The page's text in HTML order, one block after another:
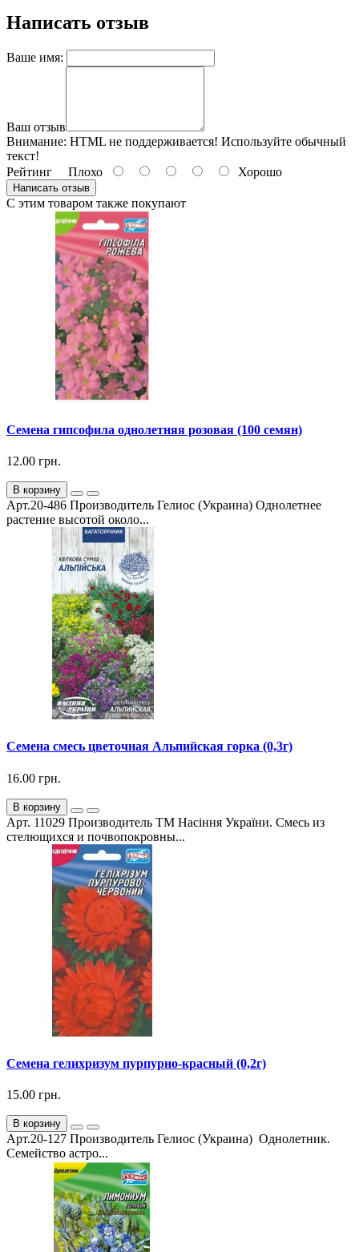
Написать отзыв
Ваше имя:
Ваш отзыв
Внимание: HTML не поддерживается! Используйте обычный
текст!
Рейтинг Плохо Хорошо
Написать отзыв
С этим товаром также покупают
Семена гипсофила однолетняя розовая (100 семян)
12.00 грн.
В корзину
Арт.20-486 Производитель Гелиос (Украина) Однолетнее
растение высотой около...
Семена смесь цветочная Альпийская горка (0,3г)
16.00 грн.
В корзину
Арт. 11029 Производитель ТМ Насіння України. Смесь из
стелющихся и почвопокровны...
Семена гелихризум пурпурно-красный (0,2г)
15.00 грн.
В корзину
Арт.20-127 Производитель Гелиос (Украина) Однолетник.
Семейство астро...